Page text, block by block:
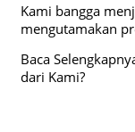
Kami bangga
mengutamakan
Baca
dari Kami?